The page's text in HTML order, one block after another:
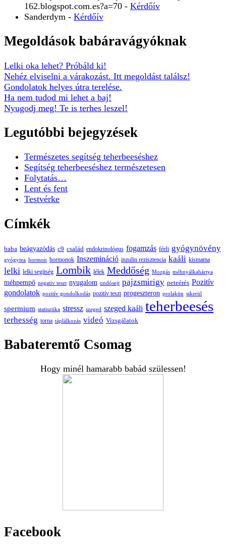
162.blogspot.com.es?a=70 - Kérdőív
Sanderdym - Kérdőív
Megoldások babáravágyóknak
Lelki oka lehet? Próbáld ki!
Nehéz elviselni a várakozást. Itt megoldást találsz!
Gondolatok helyes útra terelése.
Ha nem tudod mi lehet a baj!
Nyugodj meg! Te is terhes leszel!
Legutóbbi bejegyzések
Természetes segítség teherbeeséshez
Segítség teherbeeséshez természetesen
Folytatás…
Lent és fent
Testvérke
Címkék
baba beágyazódás c9 család endokrinológus fogamzás férfi gyógynövény
gyógytea hormon hormonok Inszemináció inzulin rezisztencia kaáli kismama
lelki lelki segítség Lombik lélek Meddőség Mozgás méhnyálkahártya
méhpempő negatív teszt nyugalom ondósejt pajzsmirigy peteérés Pozitív
gondolatok pozitív gondolkodás pozitív teszt progeszteron prolaktin sikerül
spermium statisztika stressz szeged szeged kaáli teherbeesés
terhesség torna táplálkozás videó Vizsgálatok
Babateremtő Csomag
Hogy minél hamarabb babád szülessen!
Facebook